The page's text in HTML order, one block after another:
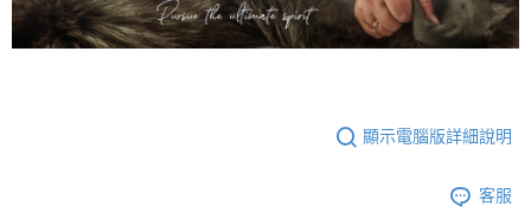
顯示電腦版詳細說明
客服